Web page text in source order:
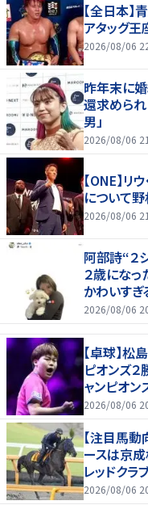
【全日本】
アタッグ
2026/08/06
昨年末に
還求められ
男」
2026/08/06
【ONE】リ
について野
2026/08/06
阿部詩“２
２歳になっ
かわいすぎ
2026/08/06
【卓球】
ピオンズ
ャンピオン
2026/08/06
【注目馬動
ースは京
レッドクラ
2026/08/06